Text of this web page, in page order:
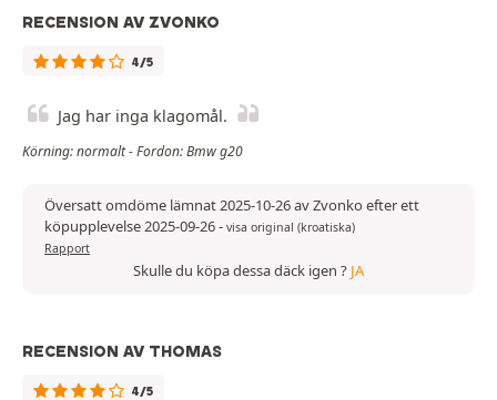
RECENSION AV ZVONKO
4/5
Jag har inga klagomål.
Körning: normalt - Fordon: Bmw g20
Översatt omdöme lämnat 2025-10-26 av Zvonko efter ett
köpupplevelse 2025-09-26- visa original (kroatiska)
Rapport
Skulle du köpa dessa däck igen ? JA
RECENSION AV THOMAS
4/5